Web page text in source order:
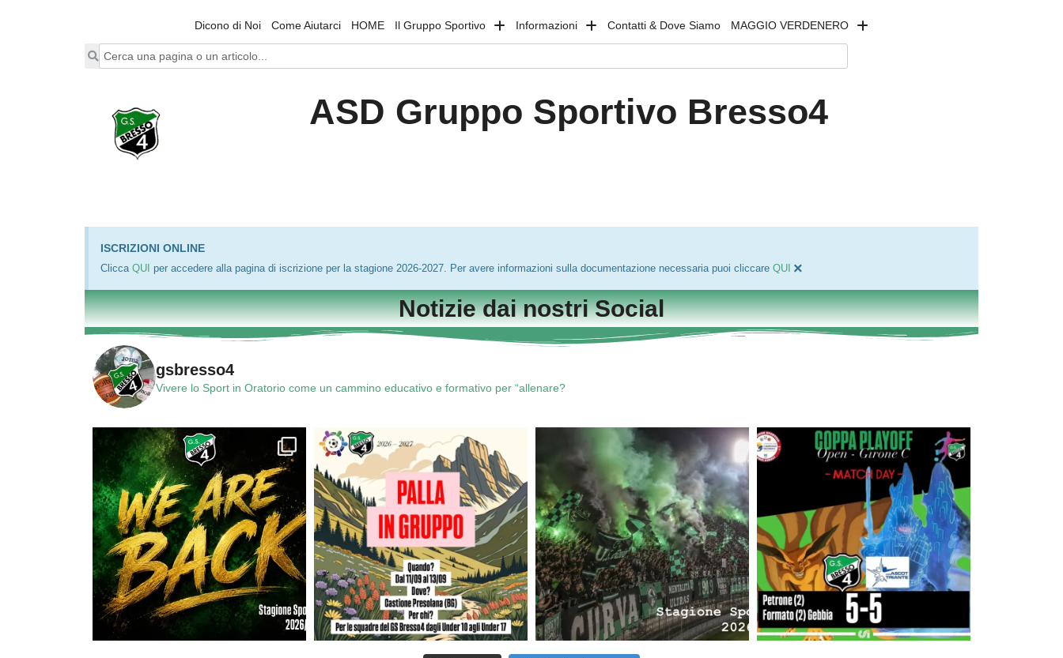
Dicono di Noi Come Aiutarci HOME Il Gruppo Sportivo Informazioni Contatti & Dove Siamo MAGGIO VERDENERO
ASD Gruppo Sportivo Bresso4
ISCRIZIONI ONLINE
Clicca QUI per accedere alla pagina di iscrizione per la stagione 2026-2027. Per avere informazioni sulla documentazione necessaria puoi cliccare QUI ×
Notizie dai nostri Social
gsbresso4
Vivere lo Sport in Oratorio come un cammino educativo e formativo per “allenare?